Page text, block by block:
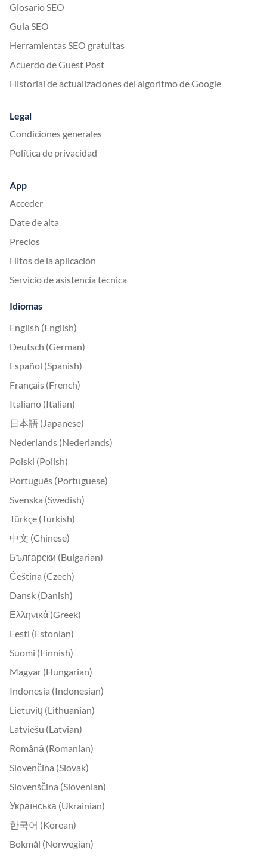
Glosario SEO
Guía SEO
Herramientas SEO gratuitas
Acuerdo de Guest Post
Historial de actualizaciones del algoritmo de Google
Legal
Condiciones generales
Política de privacidad
App
Acceder
Date de alta
Precios
Hitos de la aplicación
Servicio de asistencia técnica
Idiomas
English (English)
Deutsch (German)
Español (Spanish)
Français (French)
Italiano (Italian)
日本語 (Japanese)
Nederlands (Nederlands)
Polski (Polish)
Português (Portuguese)
Svenska (Swedish)
Türkçe (Turkish)
中文 (Chinese)
Български (Bulgarian)
Čeština (Czech)
Dansk (Danish)
Ελληνικά (Greek)
Eesti (Estonian)
Suomi (Finnish)
Magyar (Hungarian)
Indonesia (Indonesian)
Lietuvių (Lithuanian)
Latviešu (Latvian)
Română (Romanian)
Slovenčina (Slovak)
Slovenščina (Slovenian)
Українська (Ukrainian)
한국어 (Korean)
Bokmål (Norwegian)